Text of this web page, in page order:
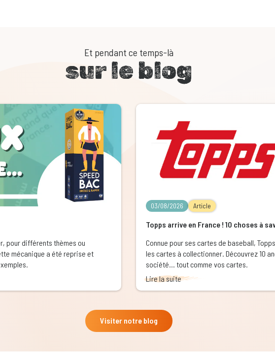
Et pendant ce temps-là
sur le blog
pour différents thèmes ou
mécanique a été reprise et
03/08/2026 Article
Topps arrive en France ! 10 choses à
Connue pour ses cartes de baseball,
les cartes à collectionner. Découvrez 10
société… tout comme vos cartes.
Lire la suite
Visiter notre blog